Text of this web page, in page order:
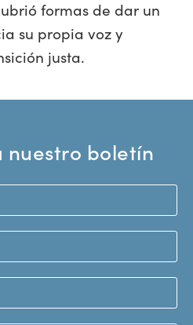
formas de dar un
su propia voz y
justa.
nuestro boletín